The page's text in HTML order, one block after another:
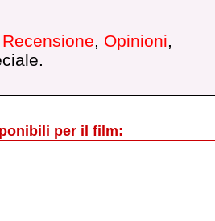
Recensione, Opinioni,
per il film: